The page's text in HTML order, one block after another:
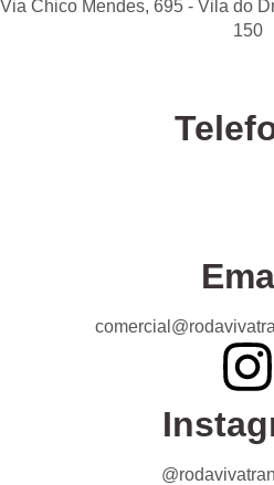
Via Chico Mendes, 695 - Vila do
150